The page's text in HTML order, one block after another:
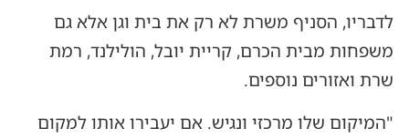
לדבריו, הסניף משרת לא רק את בית וגן אלא גם
משפחות מבית הכרם, קריית יובל, הולילנד, רמת
שרת ואזורים נוספים.
"המיקום שלו מרכזי ונגיש. אם יעבירו אותו למקום